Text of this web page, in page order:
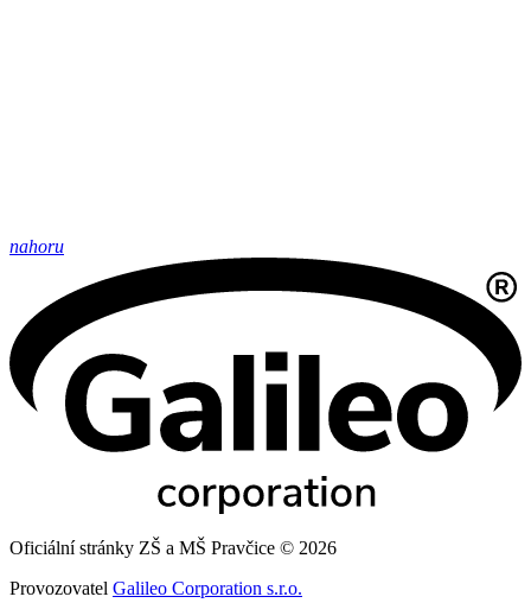
nahoru
Oficiální stránky ZŠ a MŠ Pravčice © 2026
Provozovatel Galileo Corporation s.r.o.